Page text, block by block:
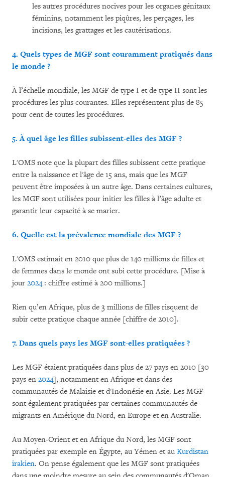
les autres procédures nocives pour les organes génitaux
féminins, notamment les piqûres, les perçages, les
incisions, les grattages et les cautérisations.
4. Quels types de MGF sont couramment pratiqués dans
le monde ?
À l’échelle mondiale, les MGF de type I et de type II sont les
procédures les plus courantes. Elles représentent plus de 85
pour cent de toutes les procédures.
5. À quel âge les filles subissent-elles des MGF ?
L'OMS note que la plupart des filles subissent cette pratique
entre la naissance et l'âge de 15 ans, mais que les MGF
peuvent être imposées à un autre âge. Dans certaines cultures,
les MGF sont utilisées pour initier les filles à l’âge adulte et
garantir leur capacité à se marier.
6. Quelle est la prévalence mondiale des MGF ?
L'OMS estimait en 2010 que plus de 140 millions de filles et
de femmes dans le monde ont subi cette procédure. [Mise à
jour 2024: chiffre estimé à 200 millions.]
Rien qu’en Afrique, plus de 3 millions de filles risquent de
subir cette pratique chaque année [chiffre de 2010].
7. Dans quels pays les MGF sont-elles pratiquées ?
Les MGF étaient pratiquées dans plus de 27 pays en 2010 [30
pays en 2024], notamment en Afrique et dans des
communautés de Malaisie et d'Indonésie en Asie. Les MGF
sont également pratiquées par certaines communautés de
migrants en Amérique du Nord, en Europe et en Australie.
Au Moyen-Orient et en Afrique du Nord, les MGF sont
pratiquées par exemple en Égypte, au Yémen et au Kurdistan
irakien. On pense également que les MGF sont pratiquées